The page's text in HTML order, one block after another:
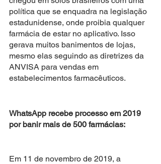
política que se enquadra na legislação
estadunidense, onde proibia qualquer
farmácia de estar no aplicativo. Isso
gerava muitos banimentos de lojas,
mesmo elas seguindo as diretrizes da
ANVISA para vendas em
estabelecimentos farmacêuticos.
WhatsApp recebe processo em 2019
por banir mais de 500 farmácias:
Em 11 de novembro de 2019, a